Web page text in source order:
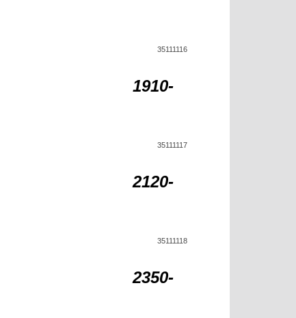
35111116
1910-
35111117
2120-
35111118
2350-